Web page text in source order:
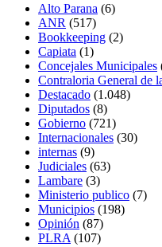
Alto Parana (6)
ANR (517)
Bookkeeping (2)
Capiata (1)
Concejales Municipales
Contraloria General de
Destacado (1.048)
Diputados (8)
Gobierno (721)
Internacionales (30)
internas (9)
Judiciales (63)
Lambare (3)
Ministerio publico (7)
Municipios (198)
Opinión (87)
PLRA (107)